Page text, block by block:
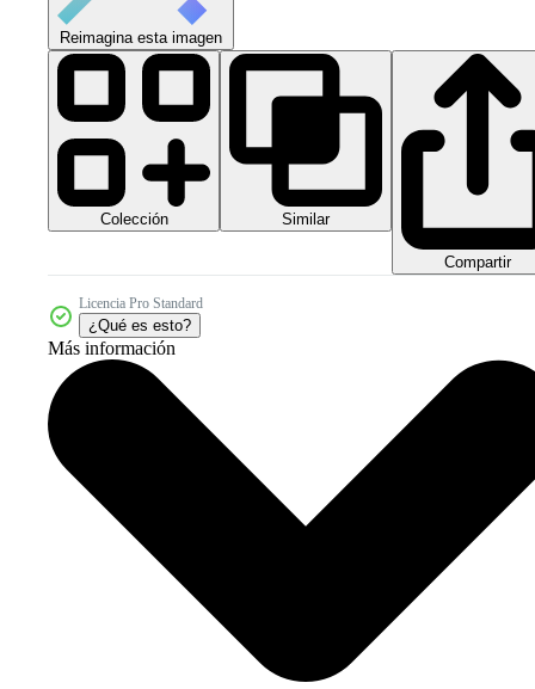
Reimagina esta imagen
Colección Similar
Compartir
Licencia Pro Standard
¿Qué es esto?
Más información